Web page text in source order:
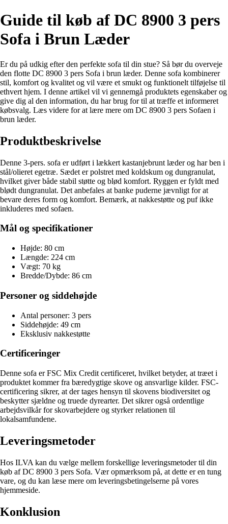
Guide til køb af DC 8900 3 pers
Sofa i Brun Læder
Er du på udkig efter den perfekte sofa til din stue? Så bør du overveje
den flotte DC 8900 3 pers Sofa i brun læder. Denne sofa kombinerer
stil, komfort og kvalitet og vil være et smukt og funktionelt tilføjelse til
ethvert hjem. I denne artikel vil vi gennemgå produktets egenskaber og
give dig al den information, du har brug for til at træffe et informeret
købsvalg. Læs videre for at lære mere om DC 8900 3 pers Sofaen i
brun læder.
Produktbeskrivelse
Denne 3-pers. sofa er udført i lækkert kastanjebrunt læder og har ben i
stål/olieret egetræ. Sædet er polstret med koldskum og dungranulat,
hvilket giver både stabil støtte og blød komfort. Ryggen er fyldt med
blødt dungranulat. Det anbefales at banke puderne jævnligt for at
bevare deres form og komfort. Bemærk, at nakkestøtte og puf ikke
inkluderes med sofaen.
Mål og specifikationer
Højde: 80 cm
Længde: 224 cm
Vægt: 70 kg
Bredde/Dybde: 86 cm
Personer og siddehøjde
Antal personer: 3 pers
Siddehøjde: 49 cm
Eksklusiv nakkestøtte
Certificeringer
Denne sofa er FSC Mix Credit certificeret, hvilket betyder, at træet i
produktet kommer fra bæredygtige skove og ansvarlige kilder. FSC-
certificering sikrer, at der tages hensyn til skovens biodiversitet og
beskytter sjældne og truede dyrearter. Det sikrer også ordentlige
arbejdsvilkår for skovarbejdere og styrker relationen til
lokalsamfundene.
Leveringsmetoder
Hos ILVA kan du vælge mellem forskellige leveringsmetoder til din
køb af DC 8900 3 pers Sofa. Vær opmærksom på, at dette er en tung
vare, og du kan læse mere om leveringsbetingelserne på vores
hjemmeside.
Konklusion